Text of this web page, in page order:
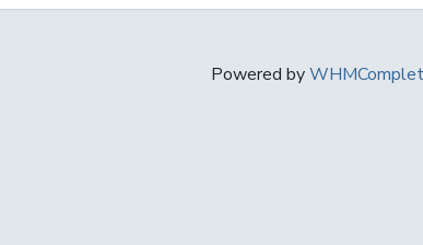
Powered by